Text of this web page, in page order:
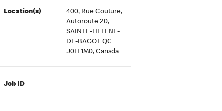
Location(s)
400, Rue Couture,
Autoroute 20,
SAINTE-HELENE-
DE-BAGOT QC
J0H 1M0, Canada
Job ID